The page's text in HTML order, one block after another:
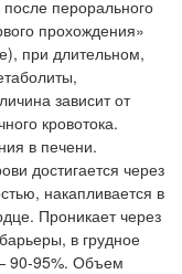
перорального
прохождения»
при длительном,
зависит от
кровотока.
в печени.
достигается через
накапливается в
Проникает через
в грудное
90-95%. Объем